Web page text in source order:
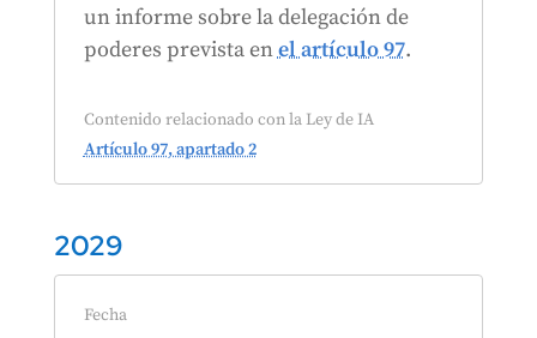
un informe sobre la delegación de
poderes prevista enel artículo 97.
Contenido relacionado con la Ley de IA
Artículo 97, apartado 2
2029
Fecha